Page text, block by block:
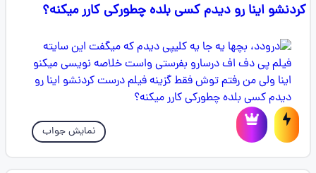
کردنشو اینا رو دیدم کسی بلده چطورکی کارر میکنه؟
نمایش جواب